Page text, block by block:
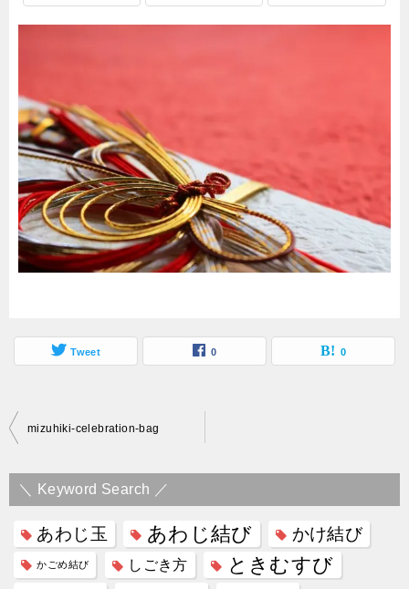
Tweet 0 0
投
ナ
ゲ
ー
mizuhiki-celebration-bag
＼ Keyword Search ／
あわじ玉 あわじ結び かけ結び
かごめ結び しごき方 ときむすび